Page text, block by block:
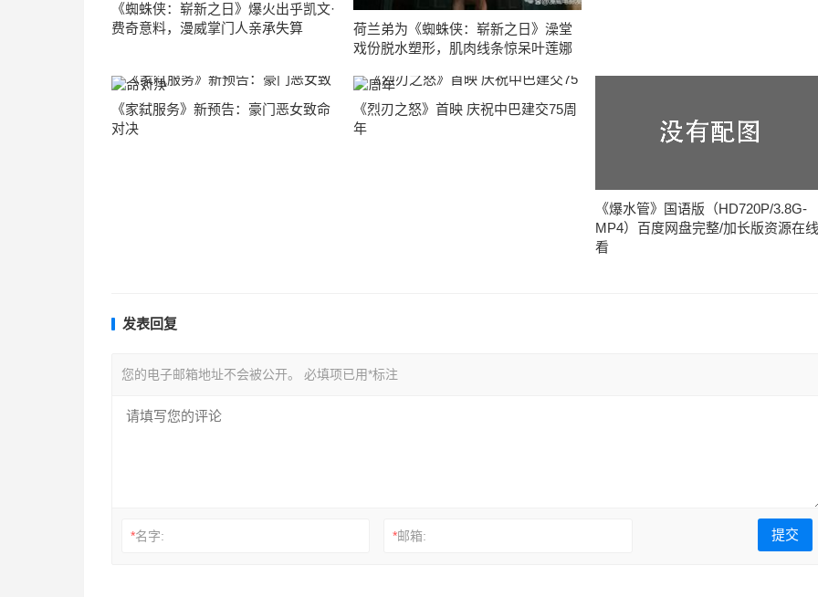
《蜘蛛侠：崭新之日》爆火出乎凯文·
费奇意料，漫威掌门人亲承失算
荷兰弟为《蜘蛛侠：崭新之日》澡堂
戏份脱水塑形，肌肉线条惊呆叶莲娜
《家弑服务》新预告：豪门恶女致命
对决
《烈刃之怒》首映 庆祝中巴建交75周
年
《爆水管》国语版（HD720P/3.8G-
MP4）百度网盘完整/加长版资源在
看
发表回复
您的电子邮箱地址不会被公开。 必填项已用*标注
*名字: *邮箱: